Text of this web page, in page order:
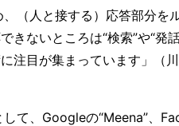
、（人と接する）応答部分
きないところは“検索”や“発
注目が集まっています」（
て、Googleの“Meena”、